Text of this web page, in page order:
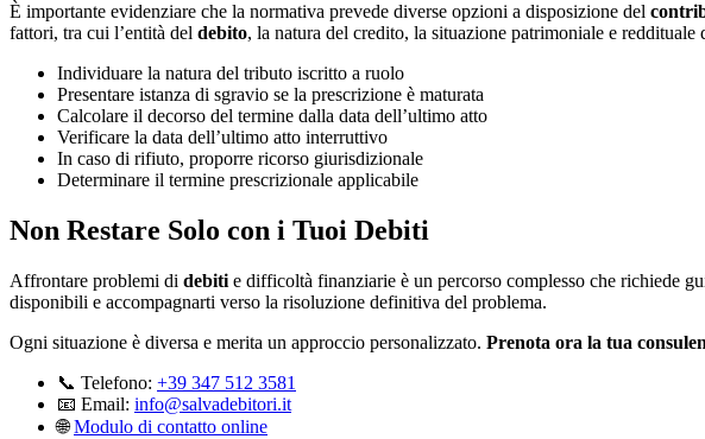
È importante evidenziare che la normativa prevede diverse opzioni a disposizione del
fattori, tra cui l’entità del debito, la natura del credito, la situazione patrimoniale e
Individuare la natura del tributo iscritto a ruolo
Presentare istanza di sgravio se la prescrizione è maturata
Calcolare il decorso del termine dalla data dell’ultimo atto
Verificare la data dell’ultimo atto interruttivo
In caso di rifiuto, proporre ricorso giurisdizionale
Determinare il termine prescrizionale applicabile
Non Restare Solo con i Tuoi Debiti
Affrontare problemi di debiti e difficoltà finanziarie è un percorso complesso che richiede
disponibili e accompagnarti verso la risoluzione definitiva del problema.
Ogni situazione è diversa e merita un approccio personalizzato. Prenota ora la tua
📞 Telefono: +39 347 512 3581
📧 Email: info@salvadebitori.it
🌐Modulo di contatto online